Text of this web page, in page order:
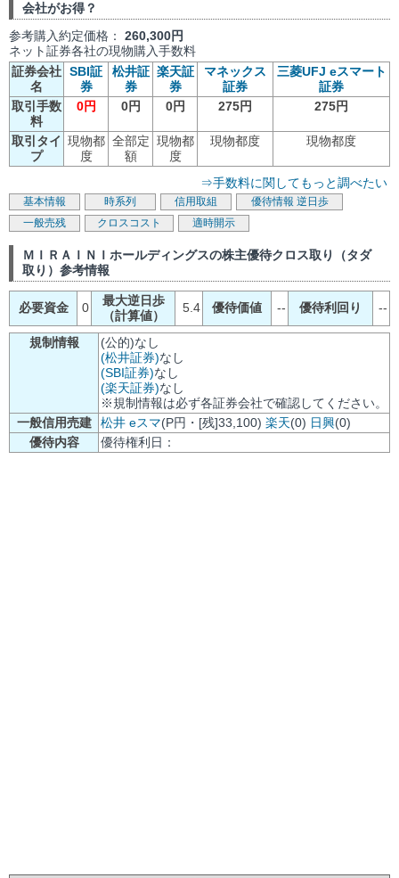
会社がお得？
参考購入約定価格： 260,300円
ネット証券各社の現物購入手数料
証券会社
名
SBI証
券
松井証
券
楽天証
券
マネックス
証券
三菱UFJ eスマート
証券
取引手数
料
0円 0円 0円 275円 275円
取引タイ
プ
現物都
度
全部定
額
現物都
度
現物都度 現物都度
⇒手数料に関してもっと調べたい
基本情報 時系列 信用取組 優待情報 逆日歩
一般売残
クロスコスト 適時開示
ＭＩＲＡＩＮＩホールディングスの株主優待クロス取り（タダ
取り）参考情報
必要資金 0
最大逆日歩
（計算値）
5.4 優待価値 -- 優待利回り --
規制情報
(公的)なし
(松井証券)なし
(SBI証券)なし
(楽天証券)なし
※規制情報は必ず各証券会社で確認してください。
一般信用売建
松井 eスマ(P円・[残]33,100) 楽天(0) 日興(0)
優待内容
優待権利日：